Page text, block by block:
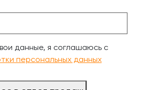
данные, я соглашаюсь с
персональных данных